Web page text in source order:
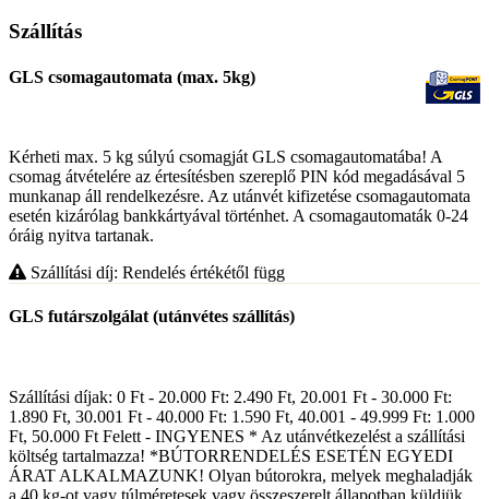
Szállítás
GLS csomagautomata (max. 5kg)
Kérheti max. 5 kg súlyú csomagját GLS csomagautomatába! A
csomag átvételére az értesítésben szereplő PIN kód megadásával 5
munkanap áll rendelkezésre. Az utánvét kifizetése csomagautomata
esetén kizárólag bankkártyával történhet. A csomagautomaták 0-24
óráig nyitva tartanak.
Szállítási díj: Rendelés értékétől függ
GLS futárszolgálat (utánvétes szállítás)
Szállítási díjak: 0 Ft - 20.000 Ft: 2.490 Ft, 20.001 Ft - 30.000 Ft:
1.890 Ft, 30.001 Ft - 40.000 Ft: 1.590 Ft, 40.001 - 49.999 Ft: 1.000
Ft, 50.000 Ft Felett - INGYENES * Az utánvétkezelést a szállítási
költség tartalmazza! *BÚTORRENDELÉS ESETÉN EGYEDI
ÁRAT ALKALMAZUNK! Olyan bútorokra, melyek meghaladják
a 40 kg-ot vagy túlméretesek vagy összeszerelt állapotban küldjük